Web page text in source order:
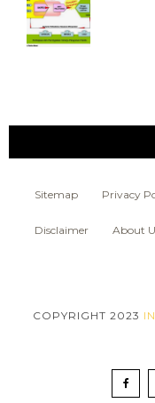
Sitemap Privacy
Disclaimer About
COPYRIGHT 2023